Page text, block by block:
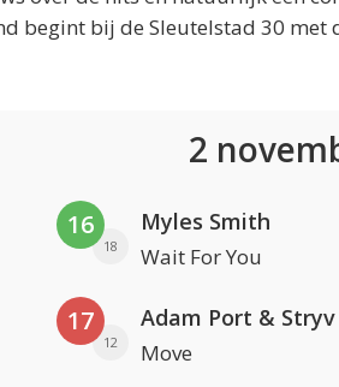
begint bij de Sleutelstad 30 met
2
16
18
Myles Smith
Wait For You
17
12
Adam Port & Stryv
Move